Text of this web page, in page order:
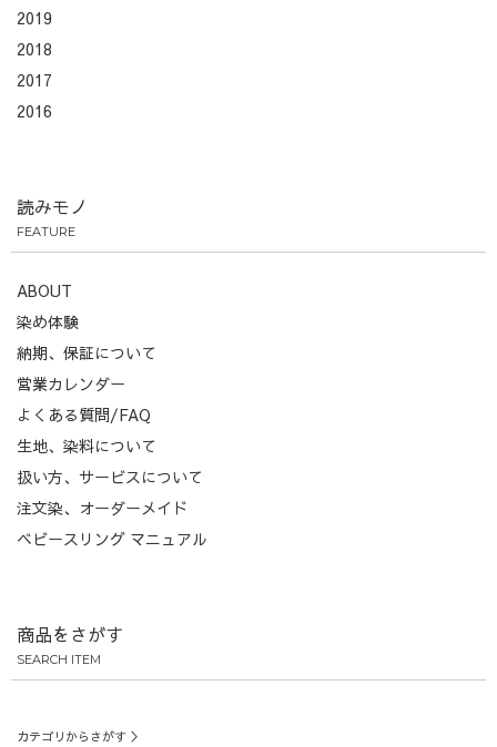
2019
2018
2017
2016
読みモノ
FEATURE
ABOUT
染め体験
納期、保証について
営業カレンダー
よくある質問/FAQ
生地、染料について
扱い方、サービスについて
注文染、オーダーメイド
ベビースリング マニュアル
商品をさがす
SEARCH ITEM
カテゴリからさがす ＞